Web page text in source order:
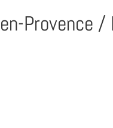
Provence